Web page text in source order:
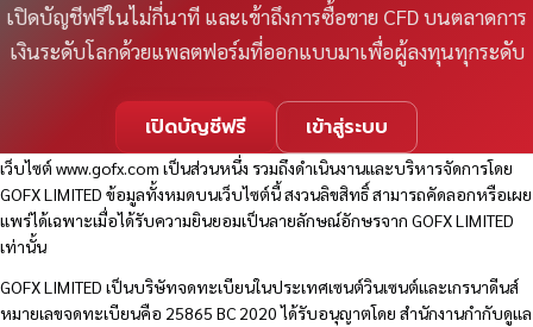
เปิดบัญชีฟรีในไม่กี่นาที และเข้าถึงการซื้อขาย CFD บนตลาดการ
เงินระดับโลกด้วยแพลตฟอร์มที่ออกแบบมาเพื่อผู้ลงทุนทุกระดับ
เปิดบัญชีฟรี เข้าสู่ระบบ
เว็บไซต์www.gofx.com เป็นส่วนหนึ่ง รวมถึงดำเนินงานและบริหารจัดการโดย
GOFX LIMITED ข้อมูลทั้งหมดบนเว็บไซต์นี้ สงวนลิขสิทธิ์ สามารถคัดลอกหรือเผย
แพร่ได้เฉพาะเมื่อได้รับความยินยอมเป็นลายลักษณ์อักษรจาก GOFX LIMITED
เท่านั้น
GOFX LIMITED เป็นบริษัทจดทะเบียนในประเทศเซนต์วินเซนต์และเกรนาดีนส์
หมายเลขจดทะเบียนคือ 25865 BC 2020 ได้รับอนุญาตโดย สำนักงานกำกับดูแล